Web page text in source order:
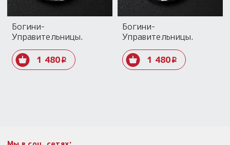
Богини-
Управительницы.
Оберег «Лёля».
Родиевое покрытие.
1 480i
Богини-
Управительницы.
Оберег «Макошь».
Родиевое покрытие.
1 480i